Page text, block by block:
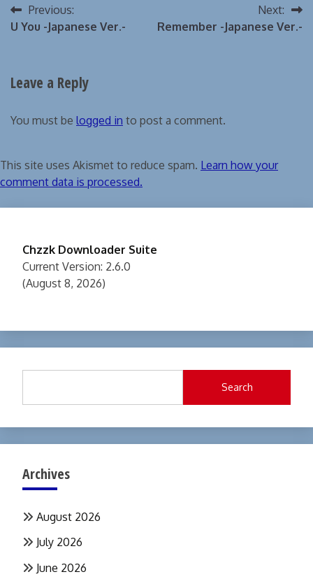
Post
navigation
Previous:
U You -Japanese Ver.-
Next:
Remember -Japanese Ver.-
Leave a Reply
You must be logged in to post a comment.
This site uses Akismet to reduce spam. Learn how your
comment data is processed.
Chzzk Downloader Suite
Current Version: 2.6.0
(August 8, 2026)
Search
Archives
August 2026
July 2026
June 2026